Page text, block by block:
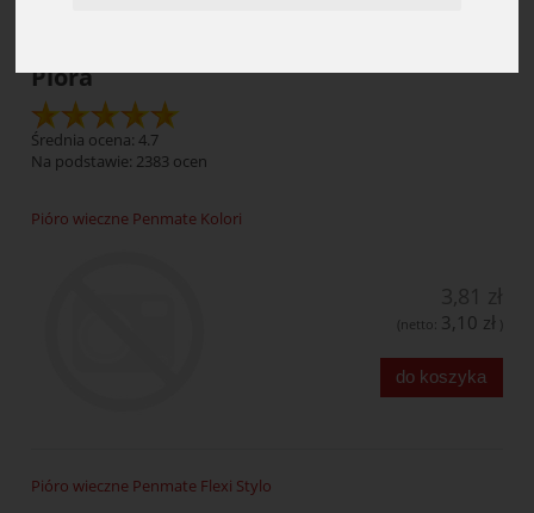
Pióra
Średnia ocena: 4.7
Na podstawie: 2383 ocen
Pióro wieczne Penmate Kolori
(netto: 3,10 zł )
do koszyka
Pióro wieczne Penmate Flexi Stylo